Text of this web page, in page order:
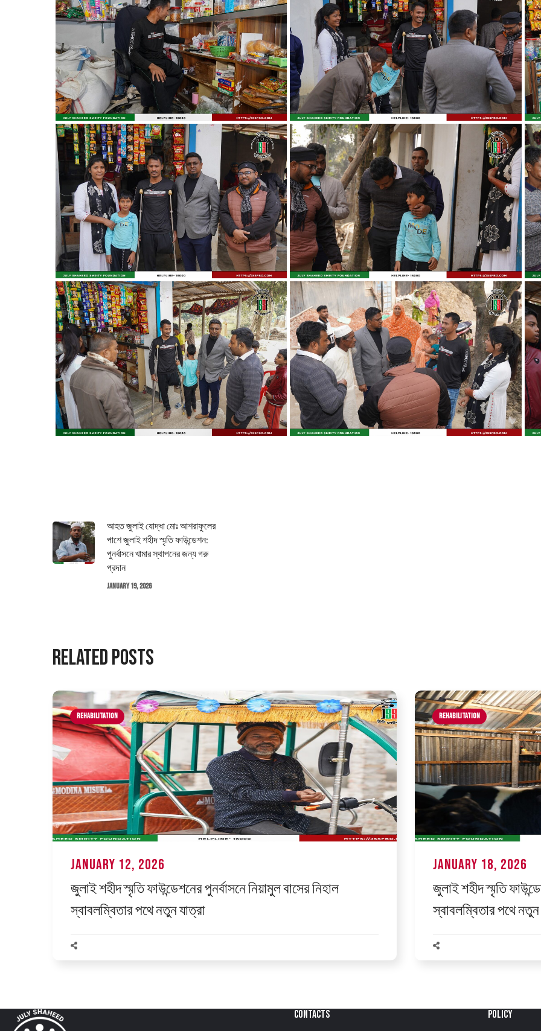
আহত জুলাই যোদ্ধা মোঃ আশরাফুলের
পাশে জুলাই শহীদ স্মৃতি ফাউন্ডেশন:
পুনর্বাসনে খামার স্থাপনের জন্য গরু
প্রদান
January 19, 2026
Related Posts
Rehabilitation
January 12, 2026
জুলাই শহীদ স্মৃতি ফাউন্ডেশনের পুনর্বাসনে নিয়ামুল বাসের নিহাল
স্বাবলম্বিতার পথে নতুন যাত্রা
Rehabilitation
January 18, 2026
জুলাই শহীদ স্মৃতি
স্বাবলম্বিতার পথে নতুন
CONTACTS POLICY